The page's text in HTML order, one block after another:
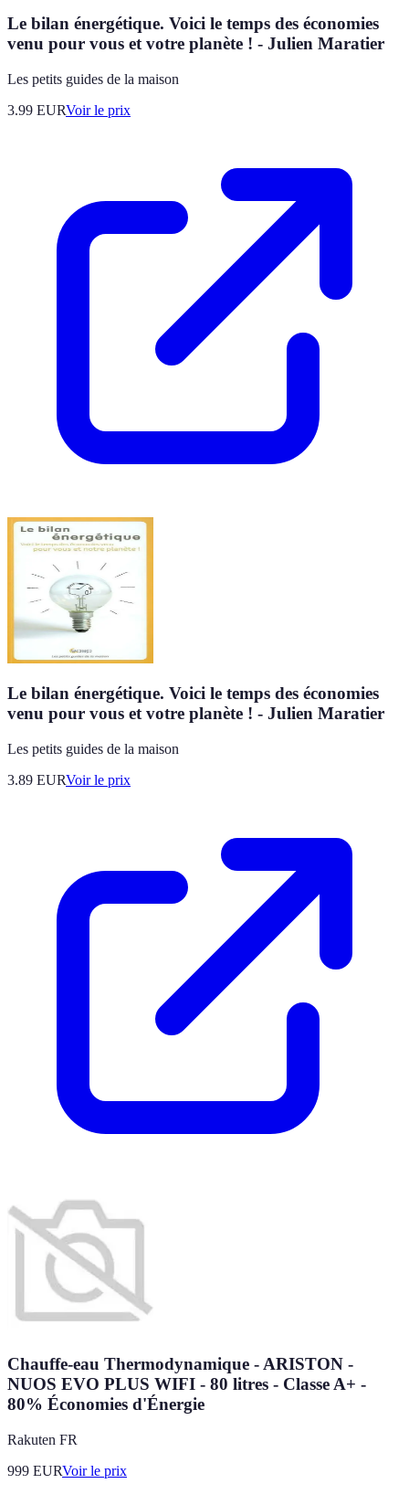
Le bilan énergétique. Voici le temps des économies
venu pour vous et votre planète ! - Julien Maratier
Les petits guides de la maison
3.99 EURVoir le prix
Le bilan énergétique. Voici le temps des économies
venu pour vous et votre planète ! - Julien Maratier
Les petits guides de la maison
3.89 EURVoir le prix
Chauffe-eau Thermodynamique - ARISTON -
NUOS EVO PLUS WIFI - 80 litres - Classe A+ -
80% Économies d'Énergie
Rakuten FR
999 EURVoir le prix